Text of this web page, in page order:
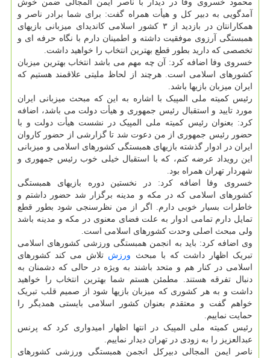
محمود خسروی وفا در دیدار با ناصر ایمن المجالی ضمن خوش
آمدگویی به دبیر کل و هیأت همراه گفت: برای شما برادر ناصر و
همکارانتان در بازدید از ۳ کشور اسلامی کاندیدای میزبانی بازیهای
همبستگی آرزوی موفقیت داشته و اطمینان دارم با نگاه حرفه ای و
تخصصی که دارید بطور قطع بهترین انتخاب را خواهید داشت.
خسروی وفا اضافه کرد: آن چه مهم می باشد انتخاب بهترین میزبان
کشورهای اسلامی است. هرچند از لحاظ ملیتی علاقمند هستیم که
ایران میزبان بازیها باشد.
رئیس کمیته ملی المپیک با اشاره به این که مبحث میزبانی ایران
مورد تایید و استقبال رئیس جمهوری و هیأت دولت می باشد، اضافه
کرد: بعنوان رئیس کمیته ملی المپیک در نشست هیأت دولت و با
حضور رئیس جمهوری از من دعوت شد تا گزارشی از حضور کاروان
ایران در ادوار گذشته بازیهای همبستگی کشورهای اسلامی و میزبانی
این رویداد عرضه کنم، که با استقبال خیلی خوب رئیس جمهوری و
شهردار تهران همراه بود.
خسروی وفا اضافه کرد: در نخستین دوره بازیهای همبستگی
کشورهای اسلامی که در مکه و مدینه برگزار شد حضور داشتم و
خاطرات بسیار خوبی دارم. اگر از من نظرسنجی شود بطور قطع
تمایل دارم تمامی ادوار به علت فضای معنوی در مکه و مدینه باشد
ولی مبحث اصلی وحدت کشورهای اسلامی است.
وی اضافه کرد: باید به انجمن همبستگی ورزشی کشورهای اسلامی
تبریک اظهار داشت که با مبحث ورزش تلاش می کند کشورهای
اسلامی در کنار هم و متحد باشند به ویژه در حالی که دشمنان به
دنبال تفرقه هستند. مطمئن هستم شما بهترین انتخاب را خواهید
داشت و به هر کشوری که میزبان بازیها شود از صمیم قلب تبریک
خواهم گفت و معتقدم بعنوان کشور اسلامی بایستی همدیگر را
حمایت نماییم.
رئیس کمیته ملی المپیک در انتها اظهار امیدواری کرد که پرنس
عبدالعزیز را به زودی در تهران دیدار نماییم.
ناصر ایمن المجالی دبیرکل انجمن همبستگی ورزشی کشورهای